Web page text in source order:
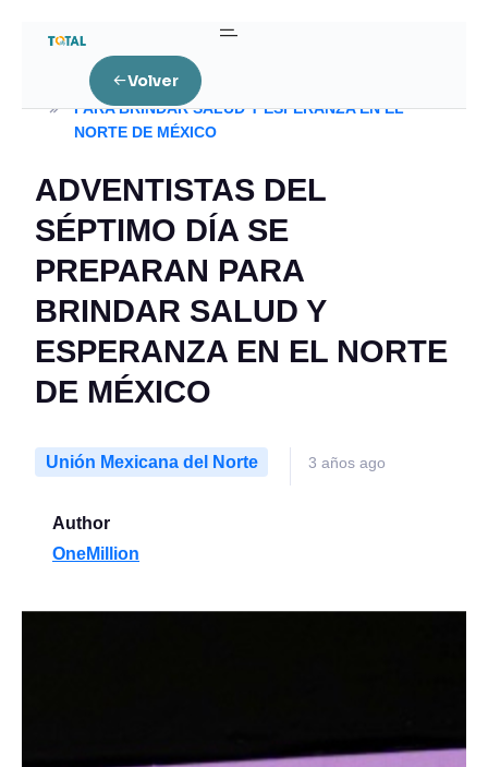
Volver
Home
Unión Mexicana del Norte
ADVENTISTAS DEL SÉPTIMO DÍA SE PREPARAN
PARA BRINDAR SALUD Y ESPERANZA EN EL
NORTE DE MÉXICO
ADVENTISTAS DEL
SÉPTIMO DÍA SE
PREPARAN PARA
BRINDAR SALUD Y
ESPERANZA EN EL NORTE
DE MÉXICO
Unión Mexicana del Norte 3 años ago
Author
OneMillion